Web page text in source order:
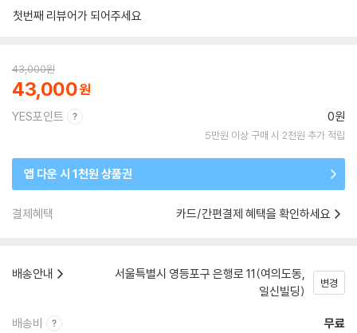
첫번째 리뷰어가 되어주세요
43,000원
43,000
YES포인트 0원
5만원 이상 구매 시 2천원 추가 적립
앱 다운 시 1천원 상품권
결제혜택 카드/간편결제 혜택을 확인하세요
배송안내
서울특별시 영등포구 은행로 11(여의도동,
일신빌딩)
변경
배송비 무료